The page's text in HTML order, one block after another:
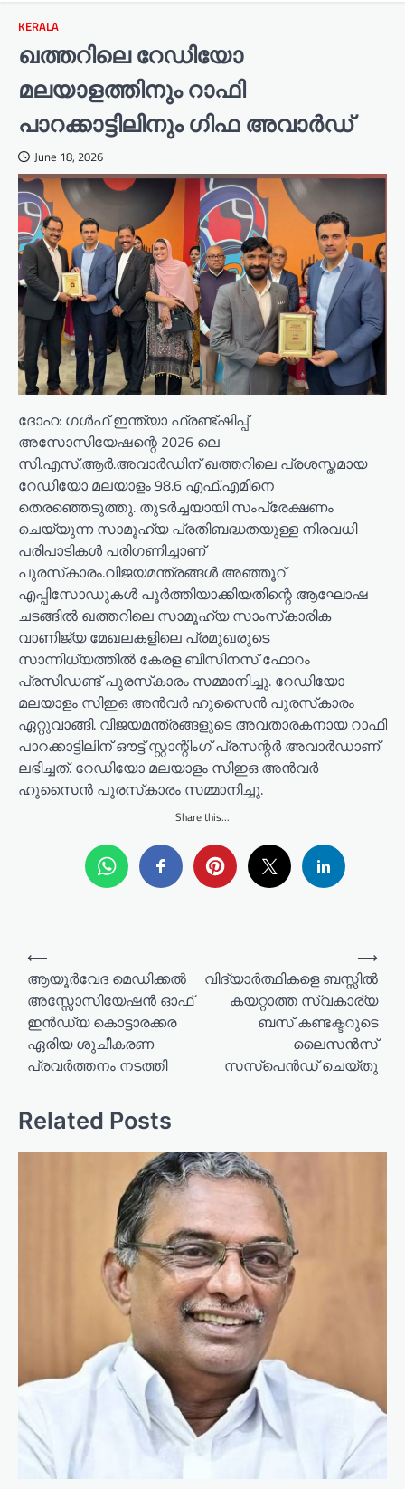
KERALA
ഖത്തറിലെ റേഡിയോ
മലയാളത്തിനും റാഫി
പാറക്കാട്ടിലിനും ഗിഫ അവാര്‍ഡ്
June 18, 2026
ദോഹ: ഗള്‍ഫ് ഇന്ത്യാ ഫ്രണ്ട്ഷിപ്പ്
അസോസിയേഷന്റെ 2026 ലെ
സി.എസ്.ആര്‍.അവാര്‍ഡിന് ഖത്തറിലെ പ്രശസ്തമായ
റേഡിയോ മലയാളം 98.6 എഫ്.എമിനെ
തെരഞ്ഞെടുത്തു. തുടര്‍ച്ചയായി സംപ്രേക്ഷണം
ചെയ്യുന്ന സാമൂഹ്യ പ്രതിബദ്ധതയുള്ള നിരവധി
പരിപാടികള്‍ പരിഗണിച്ചാണ്
പുരസ്‌കാരം.വിജയമന്ത്രങ്ങള്‍ അഞ്ഞൂറ്
എപ്പിസോഡുകള്‍ പൂര്‍ത്തിയാക്കിയതിന്റെ ആഘോഷ
ചടങ്ങില്‍ ഖത്തറിലെ സാമൂഹ്യ സാംസ്‌കാരിക
വാണിജ്യ മേഖലകളിലെ പ്രമുഖരുടെ
സാന്നിധ്യത്തില്‍ കേരള ബിസിനസ് ഫോറം
പ്രസിഡണ്ട് പുരസ്‌കാരം സമ്മാനിച്ചു. റേഡിയോ
മലയാളം സിഇഒ അന്‍വര്‍ ഹുസൈന്‍ പുരസ്‌കാരം
ഏറ്റുവാങ്ങി. വിജയമന്ത്രങ്ങളുടെ അവതാരകനായ റാഫി
പാറക്കാട്ടിലിന് ഔട്ട് സ്റ്റാന്റിംഗ് പ്രസന്റര്‍ അവാര്‍ഡാണ്
ലഭിച്ചത്. റേഡിയോ മലയാളം സിഇഒ അന്‍വര്‍
ഹുസൈന്‍ പുരസ്‌കാരം സമ്മാനിച്ചു.
Share this...
P
v
i
⟵
ആയൂർവേദ മെഡിക്കൽ
അസ്സോസിയേഷൻ ഓഫ്
ഇൻഡ്യ കൊട്ടാരക്കര
ഏരിയ ശുചീകരണ
പ്രവർത്തനം നടത്തി
വിദ്യാർത്ഥികളെ ബസ്സിൽ
കയറ്റാത്ത സ്വകാര്യ
ബസ് കണ്ടക്ടറുടെ
ലൈസൻസ്
സസ്പെൻഡ് ചെയ്തു
⟶
Related Posts